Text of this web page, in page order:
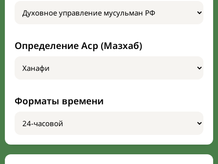
Определение Аср (Мазхаб)
Форматы времени